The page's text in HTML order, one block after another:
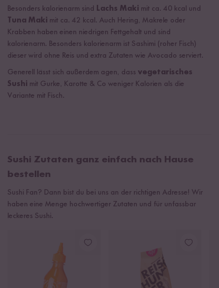
Besonders kalorienarm sind Lachs Maki mit ca. 40 kcal und
Tuna Maki mit ca. 42 kcal. Auch Hering, Makrele oder
Krabben haben einen niedrigen Fettgehalt und sind
kalorienarm. Besonders kalorienarm ist Sashimi (roher Fisch)
dieser wird ohne Reis und extra Zutaten wie Avocado serviert.
Generell lässt sich außerdem agen, dass vegetarisches
Sushi mit Gurke, Karotte & Co weniger Kalorien als die
Variante mit Fisch.
Sushi Zutaten ganz einfach nach Hause
bestellen
Sushi Fan? Dann bist du bei uns an der richtigen Adresse! Wir
haben eine Menge hochwertiger Zutaten und für unfassbar
leckeres Sushi.